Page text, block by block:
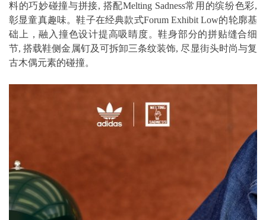
料的巧妙碰撞与拼接, 搭配Melting Sadness常用的缤纷色彩,
彰显童真趣味。鞋子在经典款式Forum Exhibit Low的轮廓基
础上，融入撞色设计提高吸睛度。鞋身部分的拼贴缝合细
节, 搭载鞋侧金属钉及可拆卸三条纹装饰, 尽显街头时尚与复
古木偶元素的碰撞。